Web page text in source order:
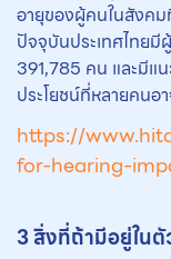
อายุของผู้คนในสังคม
ปัจจุบันประเทศไทย
391,785 คน และมีแ
ประโยชน์ที่หลายคนอ
https://
for-hearing-
3 สิ่งที่ถ้ามีอยู่ในตั